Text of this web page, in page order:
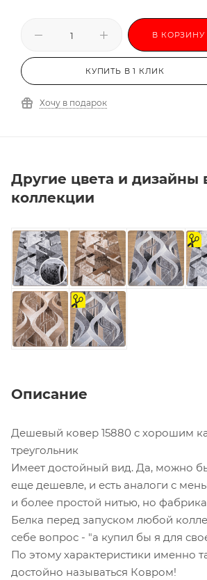
В КОРЗИНУ
КУПИТЬ В 1 КЛИК
Хочу в подарок
Другие цвета и дизайны
коллекции
на
отрез
на
отрез
Описание
Дешевый ковер 15880 с хорошим
треугольник
Имеет достойный вид. Да, можно
еще дешевле, и есть аналоги с
и более простой нитью, но
Белка перед запуском любой
себе вопрос - "а купил бы я для
По этому характеристики именно
достойно называться Ковром!